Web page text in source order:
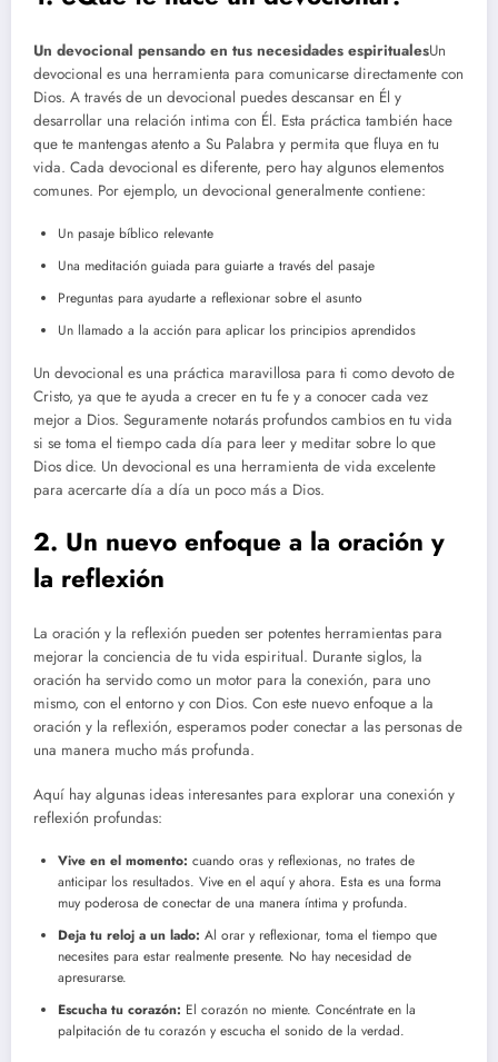
Un devocional pensando en tus necesidades espiritualesUn
devocional es una herramienta para comunicarse directamente con
Dios. A través de un devocional puedes descansar en Él y
desarrollar una relación intima con Él. Esta práctica también hace
que te mantengas atento a Su Palabra y permita que fluya en tu
vida. Cada devocional es diferente, pero hay algunos elementos
comunes. Por ejemplo, un devocional generalmente contiene:
Un pasaje bíblico relevante
Una meditación guiada para guiarte a través del pasaje
Preguntas para ayudarte a reflexionar sobre el asunto
Un llamado a la acción para aplicar los principios aprendidos
Un devocional es una práctica maravillosa para ti como devoto de
Cristo, ya que te ayuda a crecer en tu fe y a conocer cada vez
mejor a Dios. Seguramente notarás profundos cambios en tu vida
si se toma el tiempo cada día para leer y meditar sobre lo que
Dios dice. Un devocional es una herramienta de vida excelente
para acercarte día a día un poco más a Dios.
2. Un nuevo enfoque a la oración y
la reflexión
La oración y la reflexión pueden ser potentes herramientas para
mejorar la conciencia de tu vida espiritual. Durante siglos, la
oración ha servido como un motor para la conexión, para uno
mismo, con el entorno y con Dios. Con este nuevo enfoque a la
oración y la reflexión, esperamos poder conectar a las personas de
una manera mucho más profunda.
Aquí hay algunas ideas interesantes para explorar una conexión y
reflexión profundas:
Vive en el momento: cuando oras y reflexionas, no trates de
anticipar los resultados. Vive en el aquí y ahora. Esta es una forma
muy poderosa de conectar de una manera íntima y profunda.
Deja tu reloj a un lado: Al orar y reflexionar, toma el tiempo que
necesites para estar realmente presente. No hay necesidad de
apresurarse.
Escucha tu corazón: El corazón no miente. Concéntrate en la
palpitación de tu corazón y escucha el sonido de la verdad.